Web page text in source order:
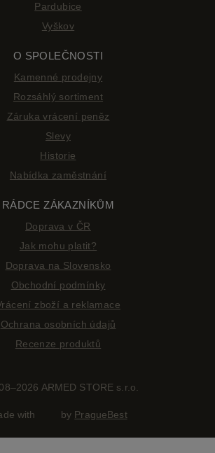
Pardubice
Vyškov
O SPOLEČNOSTI
Kamenné prodejny
Rozsáhlý sortiment
Záruka vrácení peněz
Slevy
Historie
Nabídka zaměstnání
RÁDCE ZÁKAZNÍKŮM
Doprava v ČR
Jak mohu platit?
Doprava na Slovensko
Obchodní podmínky
zboží a reklamace
Ochrana osobních údajů
Recenze produktů
ARMED STORE s.r.o.
with by PragueBest